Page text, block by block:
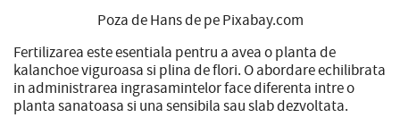
Poza de Hans de pe Pixabay.com
Fertilizarea este esentiala pentru a avea o planta de
kalanchoe viguroasa si plina de flori. O abordare echilibrata
in administrarea ingrasamintelor face diferenta intre o
planta sanatoasa si una sensibila sau slab dezvoltata.